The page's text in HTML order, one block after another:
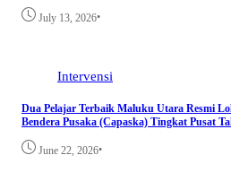
July 13, 2026•
Intervensi
Dua Pelajar Terbaik Maluku Utara Resmi
Bendera Pusaka (Capaska) Tingkat Pusat
June 22, 2026•